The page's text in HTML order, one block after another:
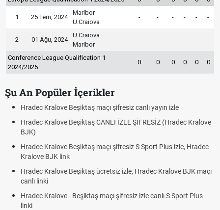
1 25 Tem, 2024
Maribor
U.Craiova
- - - - - -
2 01 Ağu, 2024
U.Craiova
Maribor
- - - - - -
Conference League Qualification 1
2024/2025
0 0 0 0 0 0
Şu An Popüler İçerikler
Hradec Kralove Beşiktaş maçı şifresiz canlı yayın izle
Hradec Kralove Beşiktaş CANLI İZLE ŞİFRESİZ (Hradec Kralove
BJK)
Hradec Kralove Beşiktaş maçı şifresiz S Sport Plus izle, Hradec
Kralove BJK link
Hradec Kralove Beşiktaş ücretsiz izle, Hradec Kralove BJK maçı
canlı linki
Hradec Kralove - Beşiktaş maçı şifresiz izle canlı S Sport Plus
linki